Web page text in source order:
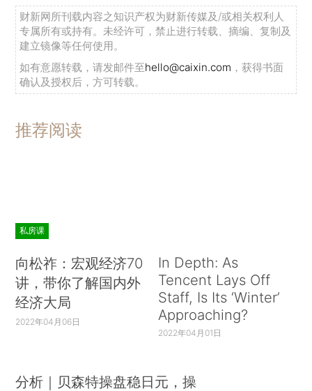
财新网所刊载内容之知识产权为财新传媒及/或相关权利人
专属所有或持有。未经许可，禁止进行转载、摘编、复制及
建立镜像等任何使用。
如有意愿转载，请发邮件至hello@caixin.com ，获得书面
确认及授权后，方可转载。
推荐阅读
私房课
向松祚：宏观经济70
讲，带你了解国内外
经济大局
2022年04月06日
In Depth: As
Tencent Lays Off
Staff, Is Its ‘Winter’
Approaching?
2022年04月01日
分析｜贝森特操盘稳日元，操